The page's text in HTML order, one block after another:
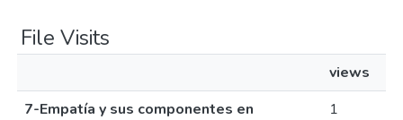
File Visits
views
7-Empatía y sus componentes en
1